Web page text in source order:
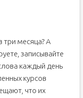
три месяца? А
записывайте
каждый день
курсов
что их